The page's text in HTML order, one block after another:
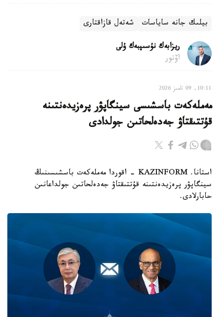
بيلىك جانە ساياسات شەتەل قازاقتارى
ريزابەك نۇسىپبەك ۇلى
اۆتور
10:11, 09 تامىز 2026
مەملەكەت باسشىسى سينگاپۋر پرەزيدەنتىنە
قۇتتىقتاۋ جەدەلحاتىن جولدادى
استانا. KAZINFORM - اقوردا مەملەكەت باسشىسىنىڭ
سينگاپۋر پرەزيدەنتىنە قۇتتىقتاۋ جەدەلحاتىن جولداعانىن
حابارلادى.